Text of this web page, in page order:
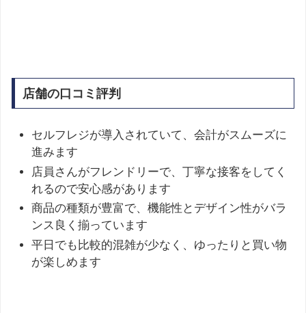
店舗の口コミ評判
セルフレジが導入されていて、会計がスムーズに
進みます
店員さんがフレンドリーで、丁寧な接客をしてく
れるので安心感があります
商品の種類が豊富で、機能性とデザイン性がバラ
ンス良く揃っています
平日でも比較的混雑が少なく、ゆったりと買い物
が楽しめます